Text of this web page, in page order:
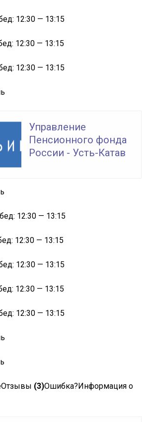
12:30 — 13:15
12:30 — 13:15
12:30 — 13:15
Управление
Пенсионного фонда
России - Усть-Катав
12:30 — 13:15
12:30 — 13:15
12:30 — 13:15
12:30 — 13:15
12:30 — 13:15
(3)Ошибка?Информация о